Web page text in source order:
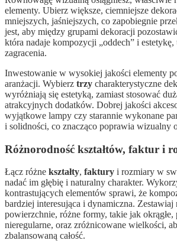
elementy. Ubierz większe, ciemniejsze
mniejszych, jaśniejszych, co zapobiegnie
jest, aby między grupami dekoracji
która nadaje kompozycji „oddech” i
zagracenia.
Inwestowanie w wysokiej jakości elementy
aranżacji. Wybierz trzy charakterystyczne
wyróżniają się estetyką, zamiast stosować
atrakcyjnych dodatków. Dobrej jakości
wyjątkowe lampy czy starannie wykonane
i solidności, co znacząco poprawia wizualny
Różnorodność kształtów, faktur i
Łącz różne kształty, faktury i rozmiary w
nadać im głębię i naturalny charakter.
kontrastujących elementów sprawi, że
bardziej interesująca i dynamiczna. Zestawiaj
powierzchnie, różne formy, takie jak okrągłe,
nieregularne, oraz zróżnicowane wielkości,
zbalansowaną całość.